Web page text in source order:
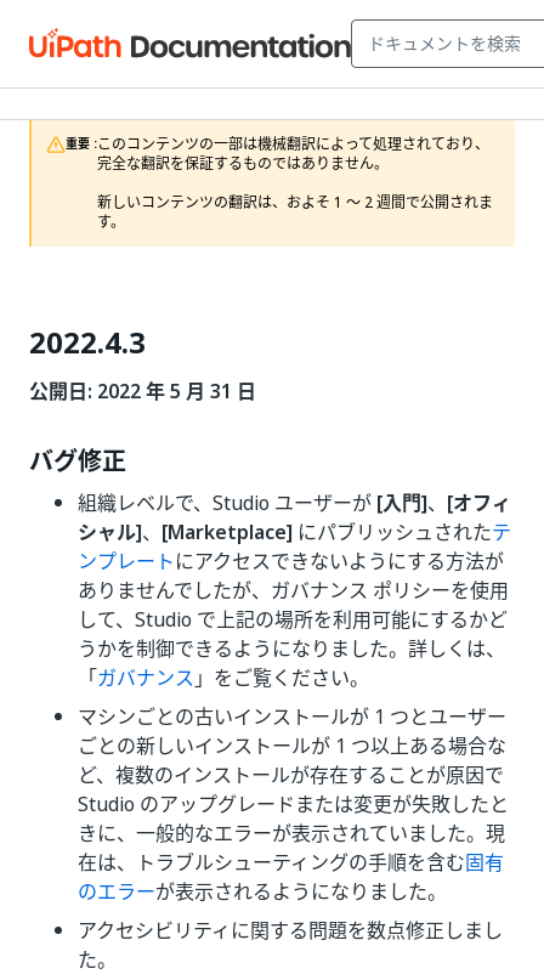
重要 :このコンテンツの一部は機械翻訳によって処理されており、
完全な翻訳を保証するものではありません。
新しいコンテンツの翻訳は、およそ 1 ～ 2 週間で公開されま
す。
2022.4.3
公開日: 2022 年 5 月 31 日
バグ修正
組織レベルで、Studio ユーザーが [入門]、 [オフィ
シャル]、 [Marketplace] にパブリッシュされたテ
ンプレートにアクセスできないようにする方法が
ありませんでしたが、ガバナンス ポリシーを使用
して、Studio で上記の場所を利用可能にするかど
うかを制御できるようになりました。詳しくは、
「ガバナンス 」をご覧ください。
マシンごとの古いインストールが 1 つとユーザー
ごとの新しいインストールが 1 つ以上ある場合な
ど、複数のインストールが存在することが原因で
Studio のアップグレードまたは変更が失敗したと
きに、一般的なエラーが表示されていました。現
在は、トラブルシューティングの手順を含む固有
のエラーが表示されるようになりました。
アクセシビリティに関する問題を数点修正しまし
た。